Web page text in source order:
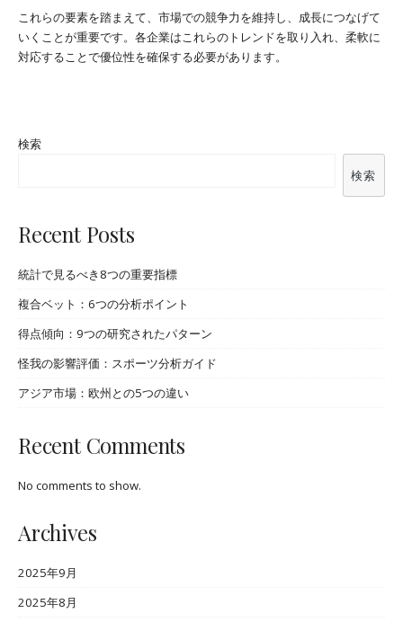
これらの要素を踏まえて、市場での競争力を維持し、成長につなげて
いくことが重要です。各企業はこれらのトレンドを取り入れ、柔軟に
対応することで優位性を確保する必要があります。
検索
検索
Recent Posts
統計で見るべき8つの重要指標
複合ベット：6つの分析ポイント
得点傾向：9つの研究されたパターン
怪我の影響評価：スポーツ分析ガイド
アジア市場：欧州との5つの違い
Recent Comments
No comments to show.
Archives
2025年9月
2025年8月